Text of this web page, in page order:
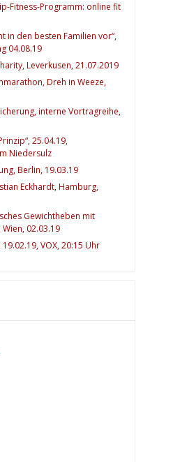
Fitness-Programm: online fit
in den besten Familien vor“,
04.08.19
Leverkusen, 21.07.2019
Dreh in Weeze,
interne Vortragreihe,
25.04.19,
Niedersulz
Berlin, 19.03.19
Eckhardt, Hamburg,
Gewichtheben mit
Wien, 02.03.19
VOX, 20:15 Uhr